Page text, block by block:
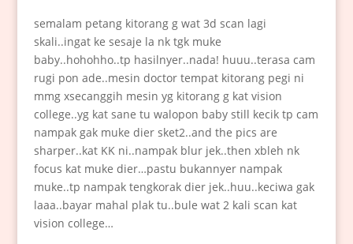
semalam petang kitorang g wat 3d scan lagi
skali..ingat ke sesaje la nk tgk muke
baby..hohohho..tp hasilnyer..nada! huuu..terasa cam
rugi pon ade..mesin doctor tempat kitorang pegi ni
mmg xsecanggih mesin yg kitorang g kat vision
college..yg kat sane tu walopon baby still kecik tp cam
nampak gak muke dier sket2..and the pics are
sharper..kat KK ni..nampak blur jek..then xbleh nk
focus kat muke dier…pastu bukannyer nampak
muke..tp nampak tengkorak dier jek..huu..keciwa gak
laaa..bayar mahal plak tu..bule wat 2 kali scan kat
vision college…